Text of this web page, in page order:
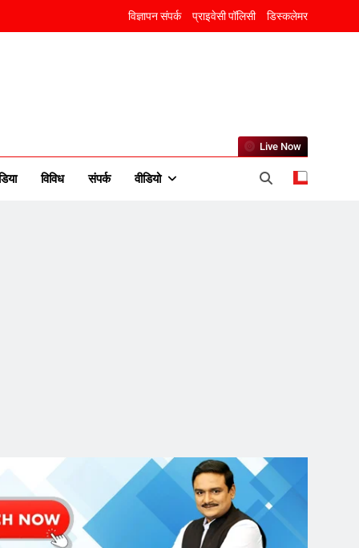
विज्ञापन संपर्क प्राइवेसी पॉलिसी डिस्कलेमर
विविध संपर्क वीडियो
Live Now
चुनाव से पहले लालू परिवार पर बड़ा
झटका, दिल्ली कोर्ट ने IRCTC
घोटाले में आरोप तय किए
1